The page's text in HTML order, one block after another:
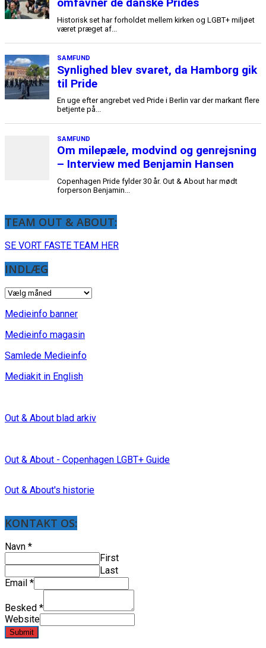
TEAM OUT & ABOUT:
SE VORT FASTE TEAM HER
INDLÆG
INDLÆG
Medieinfo banner
Medieinfo magasin
Samlede Medieinfo
Mediakit in English
Out & About blad arkiv
Out & About - Copenhagen LGBT+ Guide
Out & About's historie
KONTAKT OS:
Navn *
First
Last
Email *
Besked *
Website
Submit